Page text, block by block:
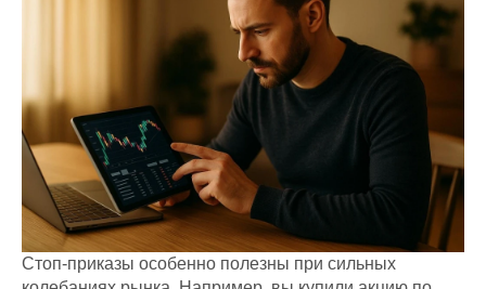
Стоп-приказы особенно полезны при сильных